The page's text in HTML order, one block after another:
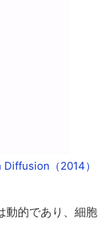
（2014）
動的であり、細胞